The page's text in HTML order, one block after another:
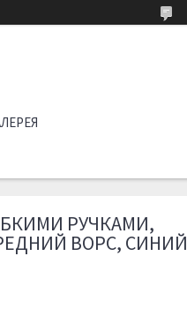
РУЧКАМИ,
ВОРС, СИНИЙ